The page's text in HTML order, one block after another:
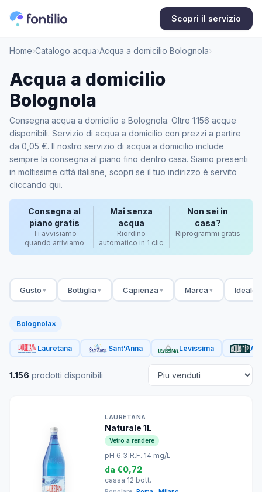
Scopri il servizio
Home›Catalogo acqua›Acqua a domicilio Bolognola›
Acqua a domicilio
Bolognola
Consegna acqua a domicilio a Bolognola. Oltre 1.156 acque
disponibili. Servizio di acqua a domicilio con prezzi a partire
da 0,05 €. Il nostro servizio di acqua a domicilio include
sempre la consegna al piano fino dentro casa. Siamo presenti
in moltissime città italiane, scopri se il tuo indirizzo è servito
cliccando qui.
Consegna al
piano gratis
Ti avvisiamo
quando arriviamo
Mai senza
acqua
Riordino
automatico in 1 clic
Non sei in
casa?
Riprogrammi gratis
Gusto ▼ Bottiglia ▼ Capienza ▼ Marca ▼ Ideale
Bolognola×
Lauretana Sant'Anna Levissima
1.156 prodotti disponibili
LAURETANA
Naturale 1L
Vetro a rendere
pH 6.3 R.F. 14 mg/L
da €0,72
cassa 12 bott.